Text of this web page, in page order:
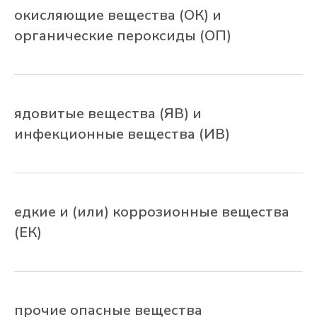
окисляющие вещества (ОК) и
органические пероксиды (ОП)
ядовитые вещества (ЯВ) и
инфекционные вещества (ИВ)
едкие и (или) коррозионные вещества
(ЕК)
прочие опасные вещества
до двери» по России и странам СНГ.
Транспортная компания «ТРАНСКАРГО»
авиационного, морского или
железнодорожного. К работе
привлекаются водители, прошедшие
и подвижной состав, допущенный